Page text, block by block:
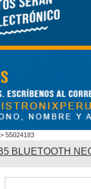
55024183
BLUETOOTH